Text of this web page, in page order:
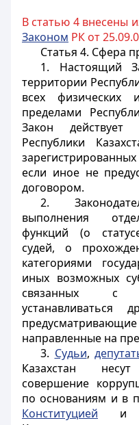
В статью 4 внесены
Законом РК от
Статья 4. Сфера
1. Настоящий
территории
всех
пределами
Закон
Республики
если иное не
договором.
2.
выполнения
функций (о
судей, о
категориями
иных возможных
связанных с
устанавливаться
направленные на
3. Судьи,
Казахстан
совершение
по основаниям и в
Конституцией и